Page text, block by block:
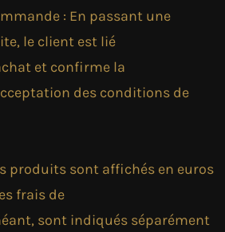
: En passant une
le client est lié
et confirme la
des conditions de
produits sont affichés en euros
frais de
sont indiqués séparément